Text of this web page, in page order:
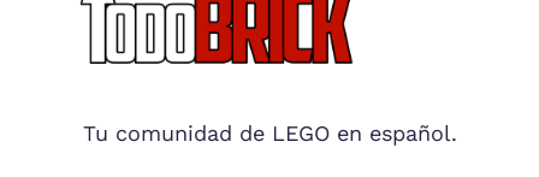
Footer
Tu comunidad de LEGO en español.